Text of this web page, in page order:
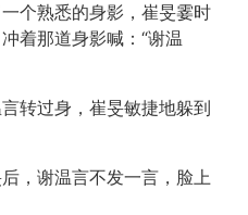
个熟悉的身影，崔旻霎时
着那道身影喊：“谢温
转过身，崔旻敏捷地躲到
，谢温言不发一言，脸上